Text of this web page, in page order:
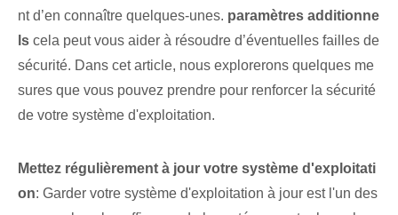
nt d’en connaître quelques-unes. paramètres additionne
ls cela peut vous aider⁤ à résoudre d’éventuelles failles de
sécurité. Dans cet article, nous explorerons quelques me
sures que vous pouvez prendre pour renforcer la sécurité
de votre système d'exploitation.
Mettez régulièrement à jour votre système d'exploitati
on: Garder votre système d'exploitation à jour est l'un des